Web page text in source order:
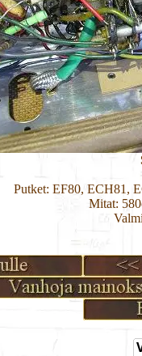
Putket: EF80, ECH81,
Mitat: